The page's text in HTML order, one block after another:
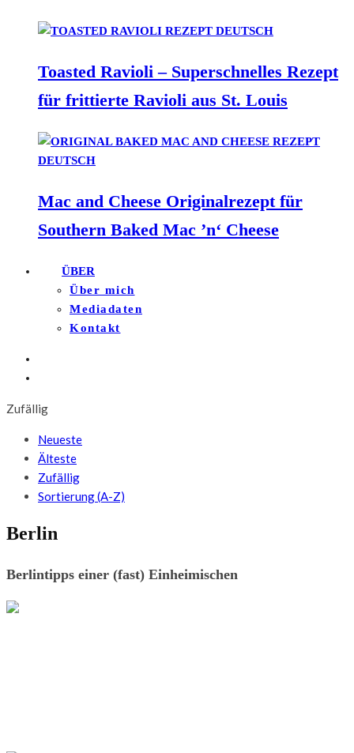
Toasted Ravioli – Superschnelles Rezept
für frittierte Ravioli aus St. Louis
Mac and Cheese Originalrezept für
Southern Baked Mac ’n‘ Cheese
ÜBER
Über mich
Mediadaten
Kontakt
Zufällig
Neueste
Älteste
Zufällig
Sortierung (A-Z)
Berlin
Berlintipps einer (fast) Einheimischen